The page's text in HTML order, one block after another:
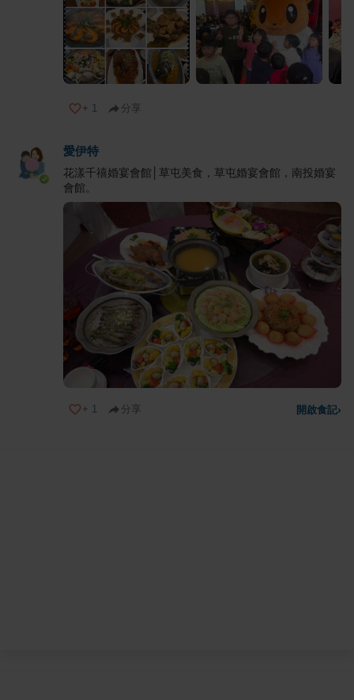
+ 1 分享
愛伊特
花漾千禧婚宴會館│草屯美食，草屯婚宴會館，南投婚宴
會館。
+ 1 分享 開啟食記›